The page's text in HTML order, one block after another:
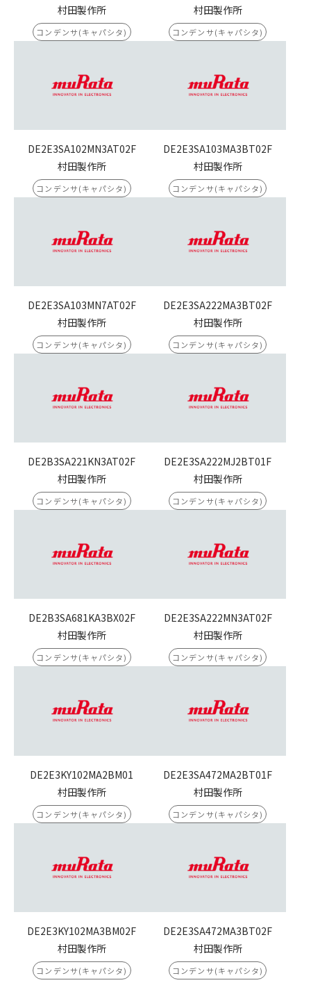
村田製作所
コンデンサ(キャパシタ)
村田製作所
コンデンサ(キャパシタ)
DE2E3SA102MN3AT02F
村田製作所
コンデンサ(キャパシタ)
DE2E3SA103MA3BT02F
村田製作所
コンデンサ(キャパシタ)
DE2E3SA103MN7AT02F
村田製作所
コンデンサ(キャパシタ)
DE2E3SA222MA3BT02F
村田製作所
コンデンサ(キャパシタ)
DE2B3SA221KN3AT02F
村田製作所
コンデンサ(キャパシタ)
DE2E3SA222MJ2BT01F
村田製作所
コンデンサ(キャパシタ)
DE2B3SA681KA3BX02F
村田製作所
コンデンサ(キャパシタ)
DE2E3SA222MN3AT02F
村田製作所
コンデンサ(キャパシタ)
DE2E3KY102MA2BM01
村田製作所
コンデンサ(キャパシタ)
DE2E3SA472MA2BT01F
村田製作所
コンデンサ(キャパシタ)
DE2E3KY102MA3BM02F
村田製作所
コンデンサ(キャパシタ)
DE2E3SA472MA3BT02F
村田製作所
コンデンサ(キャパシタ)